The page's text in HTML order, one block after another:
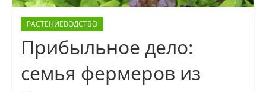
РАСТЕНИЕВОДСТВО
Прибыльное дело:
семья фермеров из